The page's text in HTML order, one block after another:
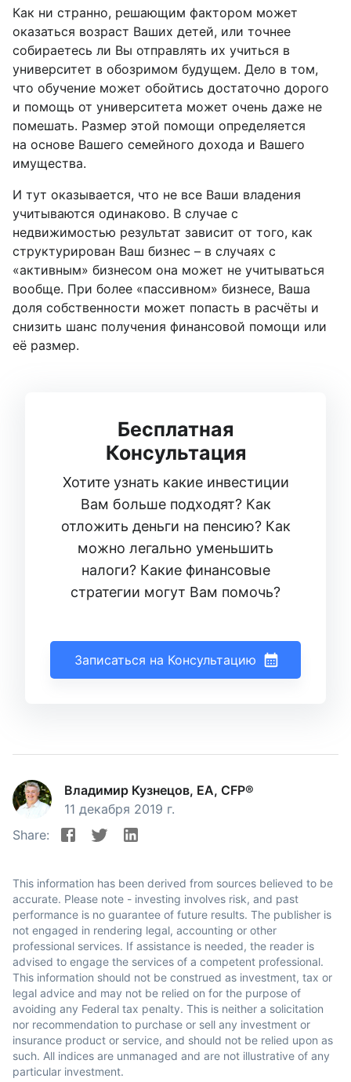
Как ни странно, решающим фактором может
оказаться возраст Ваших детей, или точнее
собираетесь ли Вы отправлять их учиться в
университет в обозримом будущем. Дело в том,
что обучение может обойтись достаточно дорого
и помощь от университета может очень даже не
помешать. Размер этой помощи определяется
на основе Вашего семейного дохода и Вашего
имущества.
И тут оказывается, что не все Ваши владения
учитываются одинаково. В случае с
недвижимостью результат зависит от того, как
структурирован Ваш бизнес – в случаях с
«активным» бизнесом она может не учитываться
вообще. При более «пассивном» бизнесе, Ваша
доля собственности может попасть в расчёты и
снизить шанс получения финансовой помощи или
её размер.
Бесплатная
Консультация
Хотите узнать какие инвестиции
Вам больше подходят? Как
отложить деньги на пенсию? Как
можно легально уменьшить
налоги? Какие финансовые
стратегии могут Вам помочь?
Записаться на Консультацию
Владимир Кузнецов, EA, CFP®
11 декабря 2019 г.
Share:
This information has been derived from sources believed to be
accurate. Please note - investing involves risk, and past
performance is no guarantee of future results. The publisher is
not engaged in rendering legal, accounting or other
professional services. If assistance is needed, the reader is
advised to engage the services of a competent professional.
This information should not be construed as investment, tax or
legal advice and may not be relied on for the purpose of
avoiding any Federal tax penalty. This is neither a solicitation
nor recommendation to purchase or sell any investment or
insurance product or service, and should not be relied upon as
such. All indices are unmanaged and are not illustrative of any
particular investment.